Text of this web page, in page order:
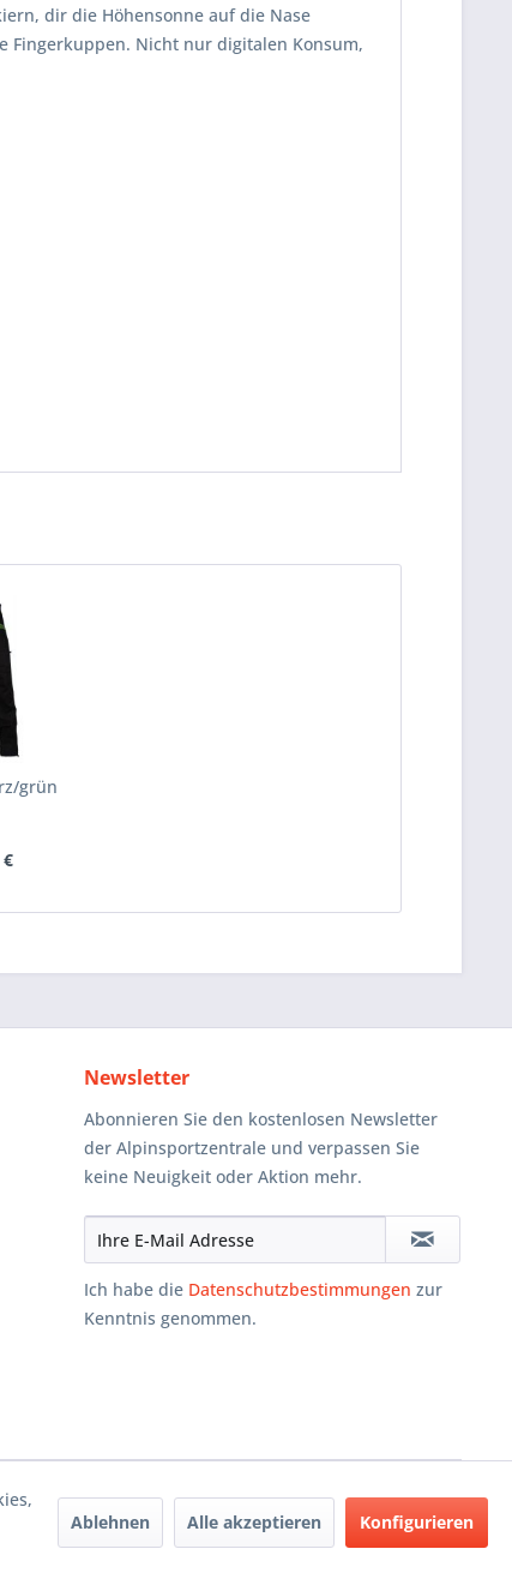
dir die Höhensonne auf die Nase
Fingerkuppen. Nicht nur digitalen Konsum,
grün
Newsletter
Abonnieren Sie den kostenlosen Newsletter
der Alpinsportzentrale und verpassen Sie
keine Neuigkeit oder Aktion mehr.
Ich habe die Datenschutzbestimmungen zur
Kenntnis genommen.
Ablehnen Alle akzeptieren Konfigurieren